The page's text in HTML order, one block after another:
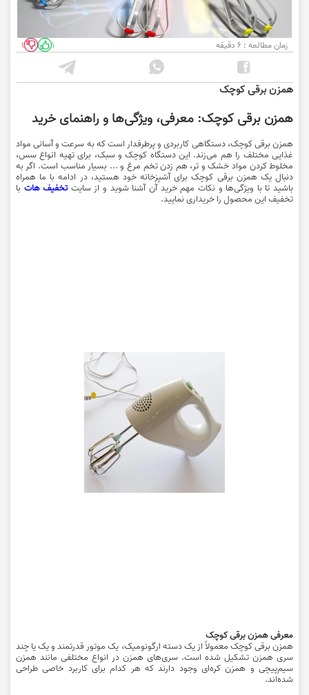
زمان مطالعه : 6 دقیقه 1
1
همزن برقی کوچک
همزن برقی کوچک: معرفی، ویژگی‌ها و راهنمای خرید
همزن برقی کوچک، دستگاهی کاربردی و پرطرفدار است که به سرعت و آسانی مواد
غذایی مختلف را هم می‌زند. این دستگاه کوچک و سبک، برای تهیه انواع سس،
مخلوط کردن مواد خشک و تر، هم زدن تخم مرغ و ... بسیار مناسب است. اگر به
دنبال یک همزن برقی کوچک برای آشپزخانه خود هستید، در ادامه با ما همراه
باشید تا با ویژگی‌ها و نکات مهم خرید آن آشنا شوید و از سایتتخفیف هات با
تخفیف این محصول را خریداری نمایید.
معرفی همزن برقی کوچک
همزن برقی کوچک معمولاً از یک دسته ارگونومیک، یک موتور قدرتمند و یک یا چند
سری همزن تشکیل شده است. سری‌های همزن در انواع مختلفی مانند همزن
سیم‌پیچی و همزن کره‌ای وجود دارند که هر کدام برای کاربرد خاصی طراحی
شده‌اند.